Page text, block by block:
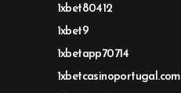
1xbet80412
1xbet9
1xbetapp70714
1xbetcasinoportugal.com